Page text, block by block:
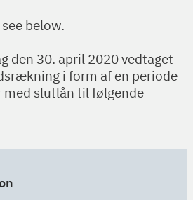
below.
den 30. april 2020 vedtaget
i form af en periode
med slutlån til følgende